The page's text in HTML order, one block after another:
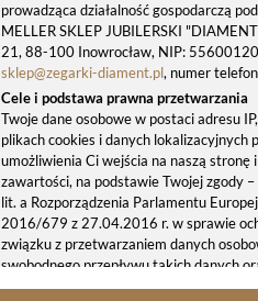
prowadząca działalność gospodarczą
MELLER SKLEP JUBILERSKI
21, 88-100 Inowrocław, NIP:
sklep@zegarki-diament.pl, numer
Cele i podstawa prawna przetwarzania
Twoje dane osobowe w postaci adresu
plikach cookies i danych lokalizacyjnych
umożliwienia Ci wejścia na naszą stronę
zawartości, na podstawie Twojej zgody
lit. a Rozporządzenia Parlamentu
2016/679 z 27.04.2016 r. w sprawie
związku z przetwarzaniem danych
swobodnego przepływu takich danych
95/46/WE (ogólne rozporządzenie o
OSTATNIO